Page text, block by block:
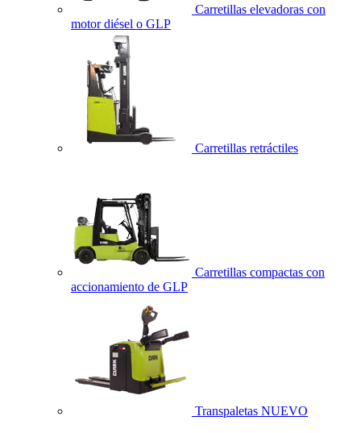
Carretillas elevadoras con
motor diésel o GLP
Carretillas retráctiles
Carretillas compactas con
accionamiento de GLP
Transpaletas NUEVO